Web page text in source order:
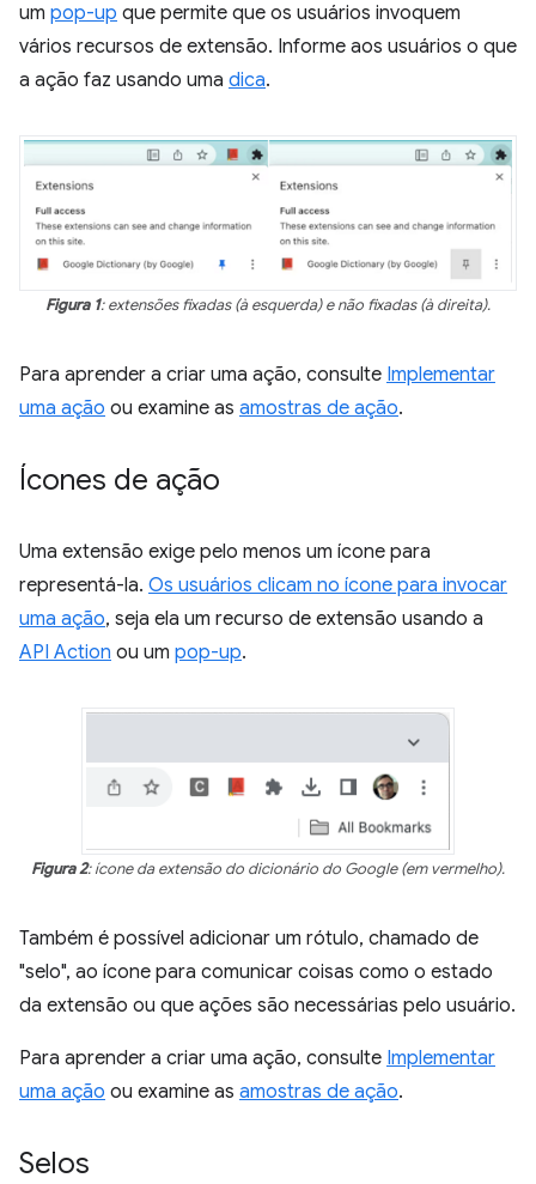
um pop-up que permite que os usuários invoquem
vários recursos de extensão. Informe aos usuários o que
a ação faz usando uma dica.
Figura 1: extensões fixadas (à esquerda) e não fixadas (à direita).
Para aprender a criar uma ação, consulte Implementar
uma ação ou examine as amostras de ação.
Ícones de ação
Uma extensão exige pelo menos um ícone para
representá-la. Os usuários clicam no ícone para invocar
uma ação, seja ela um recurso de extensão usando a
API Action ou um pop-up.
Figura 2: ícone da extensão do dicionário do Google (em vermelho).
Também é possível adicionar um rótulo, chamado de
"selo", ao ícone para comunicar coisas como o estado
da extensão ou que ações são necessárias pelo usuário.
Para aprender a criar uma ação, consulte Implementar
uma ação ou examine as amostras de ação.
Selos